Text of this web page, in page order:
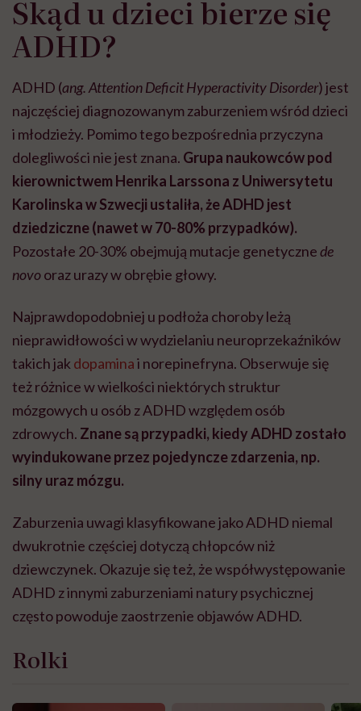
Skąd u dzieci bierze się
ADHD?
ADHD (ang. Attention Deficit Hyperactivity Disorder) jest
najczęściej diagnozowanym zaburzeniem wśród dzieci
i młodzieży. Pomimo tego bezpośrednia przyczyna
dolegliwości nie jest znana. Grupa naukowców pod
kierownictwem Henrika Larssona z Uniwersytetu
Karolinska w Szwecji ustaliła, że ADHD jest
dziedziczne (nawet w 70-80% przypadków).
Pozostałe 20-30% obejmują mutacje genetycznede
novooraz urazy w obrębie głowy.
Najprawdopodobniej u podłoża choroby leżą
nieprawidłowości w wydzielaniu neuroprzekaźników
takich jak dopaminai norepinefryna. Obserwuje się
też różnice w wielkości niektórych struktur
mózgowych u osób z ADHD względem osób
zdrowych. Znane są przypadki, kiedy ADHD zostało
wyindukowane przez pojedyncze zdarzenia, np.
silny uraz mózgu.
Zaburzenia uwagi klasyfikowane jako ADHD niemal
dwukrotnie częściej dotyczą chłopców niż
dziewczynek. Okazuje się też, że współwystępowanie
ADHD z innymi zaburzeniami natury psychicznej
często powoduje zaostrzenie objawów ADHD.
Rolki